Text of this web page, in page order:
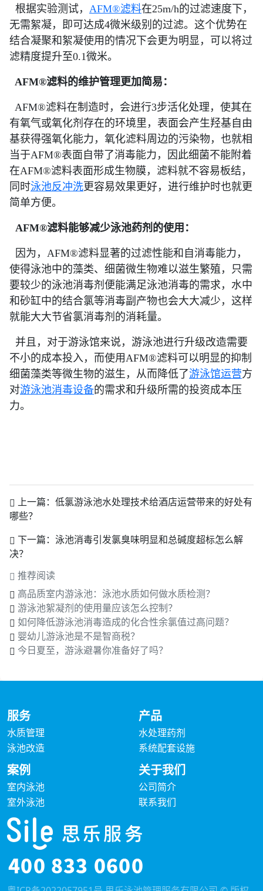
根据实验测试， AFM®滤料在25m/h的过滤速度下，
无需絮凝，即可达成4微米级别的过滤。这个优势在
结合凝聚和絮凝使用的情况下会更为明显，可以将过
滤精度提升至0.1微米。
AFM®滤料的维护管理更加简易：
AFM®滤料在制造时，会进行3步活化处理，使其在
有氧气或氧化剂存在的环境里，表面会产生羟基自由
基获得强氧化能力，氧化滤料周边的污染物，也就相
当于AFM®表面自带了消毒能力，因此细菌不能附着
在AFM®滤料表面形成生物膜，滤料就不容易板结，
同时泳池反冲洗更容易效果更好，进行维护时也就更
简单方便。
AFM®滤料能够减少泳池药剂的使用：
因为，AFM®滤料显著的过滤性能和自消毒能力，
使得泳池中的藻类、细菌微生物难以滋生繁殖，只需
要较少的泳池消毒剂便能满足泳池消毒的需求，水中
和砂缸中的结合氯等消毒副产物也会大大减少，这样
就能大大节省氯消毒剂的消耗量。
并且，对于游泳馆来说，游泳池进行升级改造需要
不小的成本投入，而使用AFM®滤料可以明显的抑制
细菌藻类等微生物的滋生，从而降低了游泳馆运营方
对游泳池消毒设备的需求和升级所需的投资成本压
力。
上一篇： 低氯游泳池水处理技术给酒店运营带来的好处有
哪些？
下一篇： 泳池消毒引发氯臭味明显和总碱度超标怎么解
决？
推荐阅读
高品质室内游泳池：泳池水质如何做水质检测？
游泳池絮凝剂的使用量应该怎么控制？
如何降低游泳池消毒造成的化合性余氯值过高问题？
婴幼儿游泳池是不是智商税？
今日夏至，游泳避暑你准备好了吗？
服务
水质管理
泳池改造
产品
水处理药剂
系统配套设施
案例
室内泳池
室外泳池
关于我们
公司简介
联系我们